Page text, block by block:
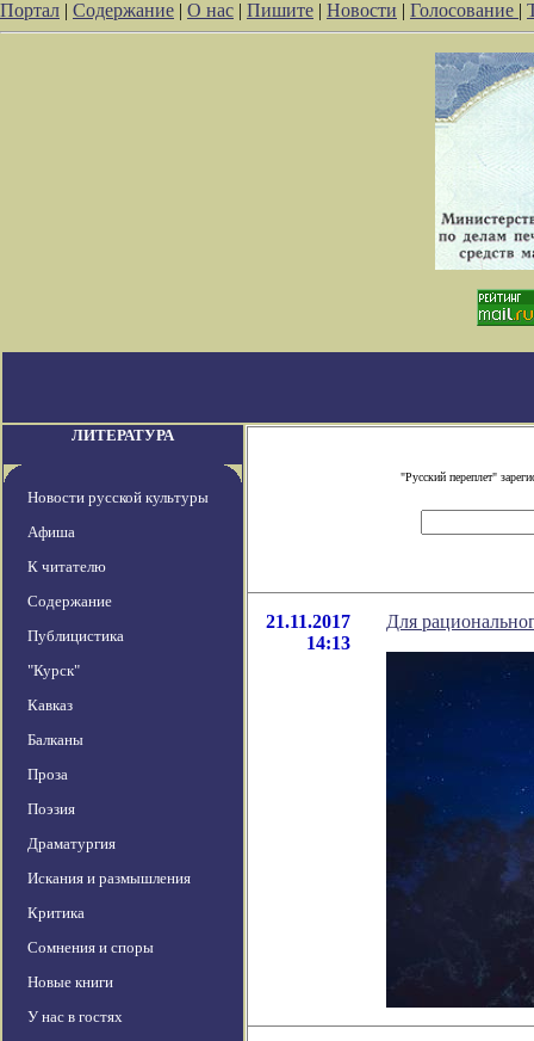
Портал | Содержание | О нас | Пишите | Новости | Голосование |
ЛИТЕРАТУРА
Новости русской культуры
Афиша
К читателю
Содержание
Публицистика
"Курск"
Кавказ
Балканы
Проза
Поэзия
Драматургия
Искания и размышления
Критика
Сомнения и споры
Новые книги
У нас в гостях
"Русский переплет"
21.11.2017
14:13
Для